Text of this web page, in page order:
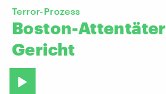
Terror-Prozess
Boston-Attentäter
Gericht